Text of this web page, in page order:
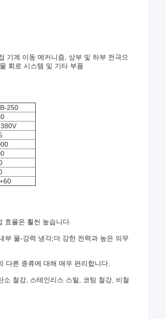
기계 이동 메커니즘, 상부 및 하부 전극으
회로 시스템 및 기타 부품
250
효율은 훨씬 높습니다.
부 물-강력 냉각;더 강한 전력과 높은 의무
다른 종류에 대해 매우 편리합니다.
철강, 스테인리스 스틸, 코팅 철강, 비철